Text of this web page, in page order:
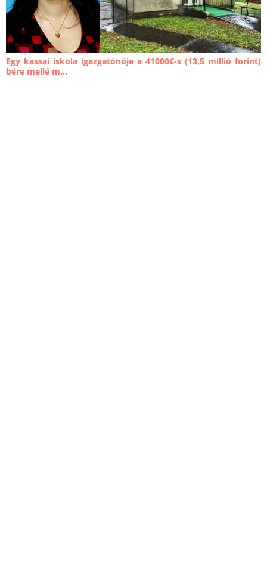
Egy kassai iskola igazgatónője a 41000€-s (13,5 millió forint)
bére mellé m...